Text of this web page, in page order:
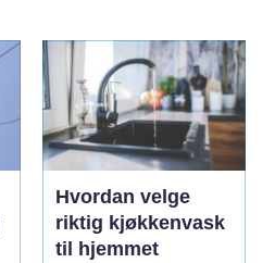
Hvordan velge
riktig kjøkkenvask
til hjemmet